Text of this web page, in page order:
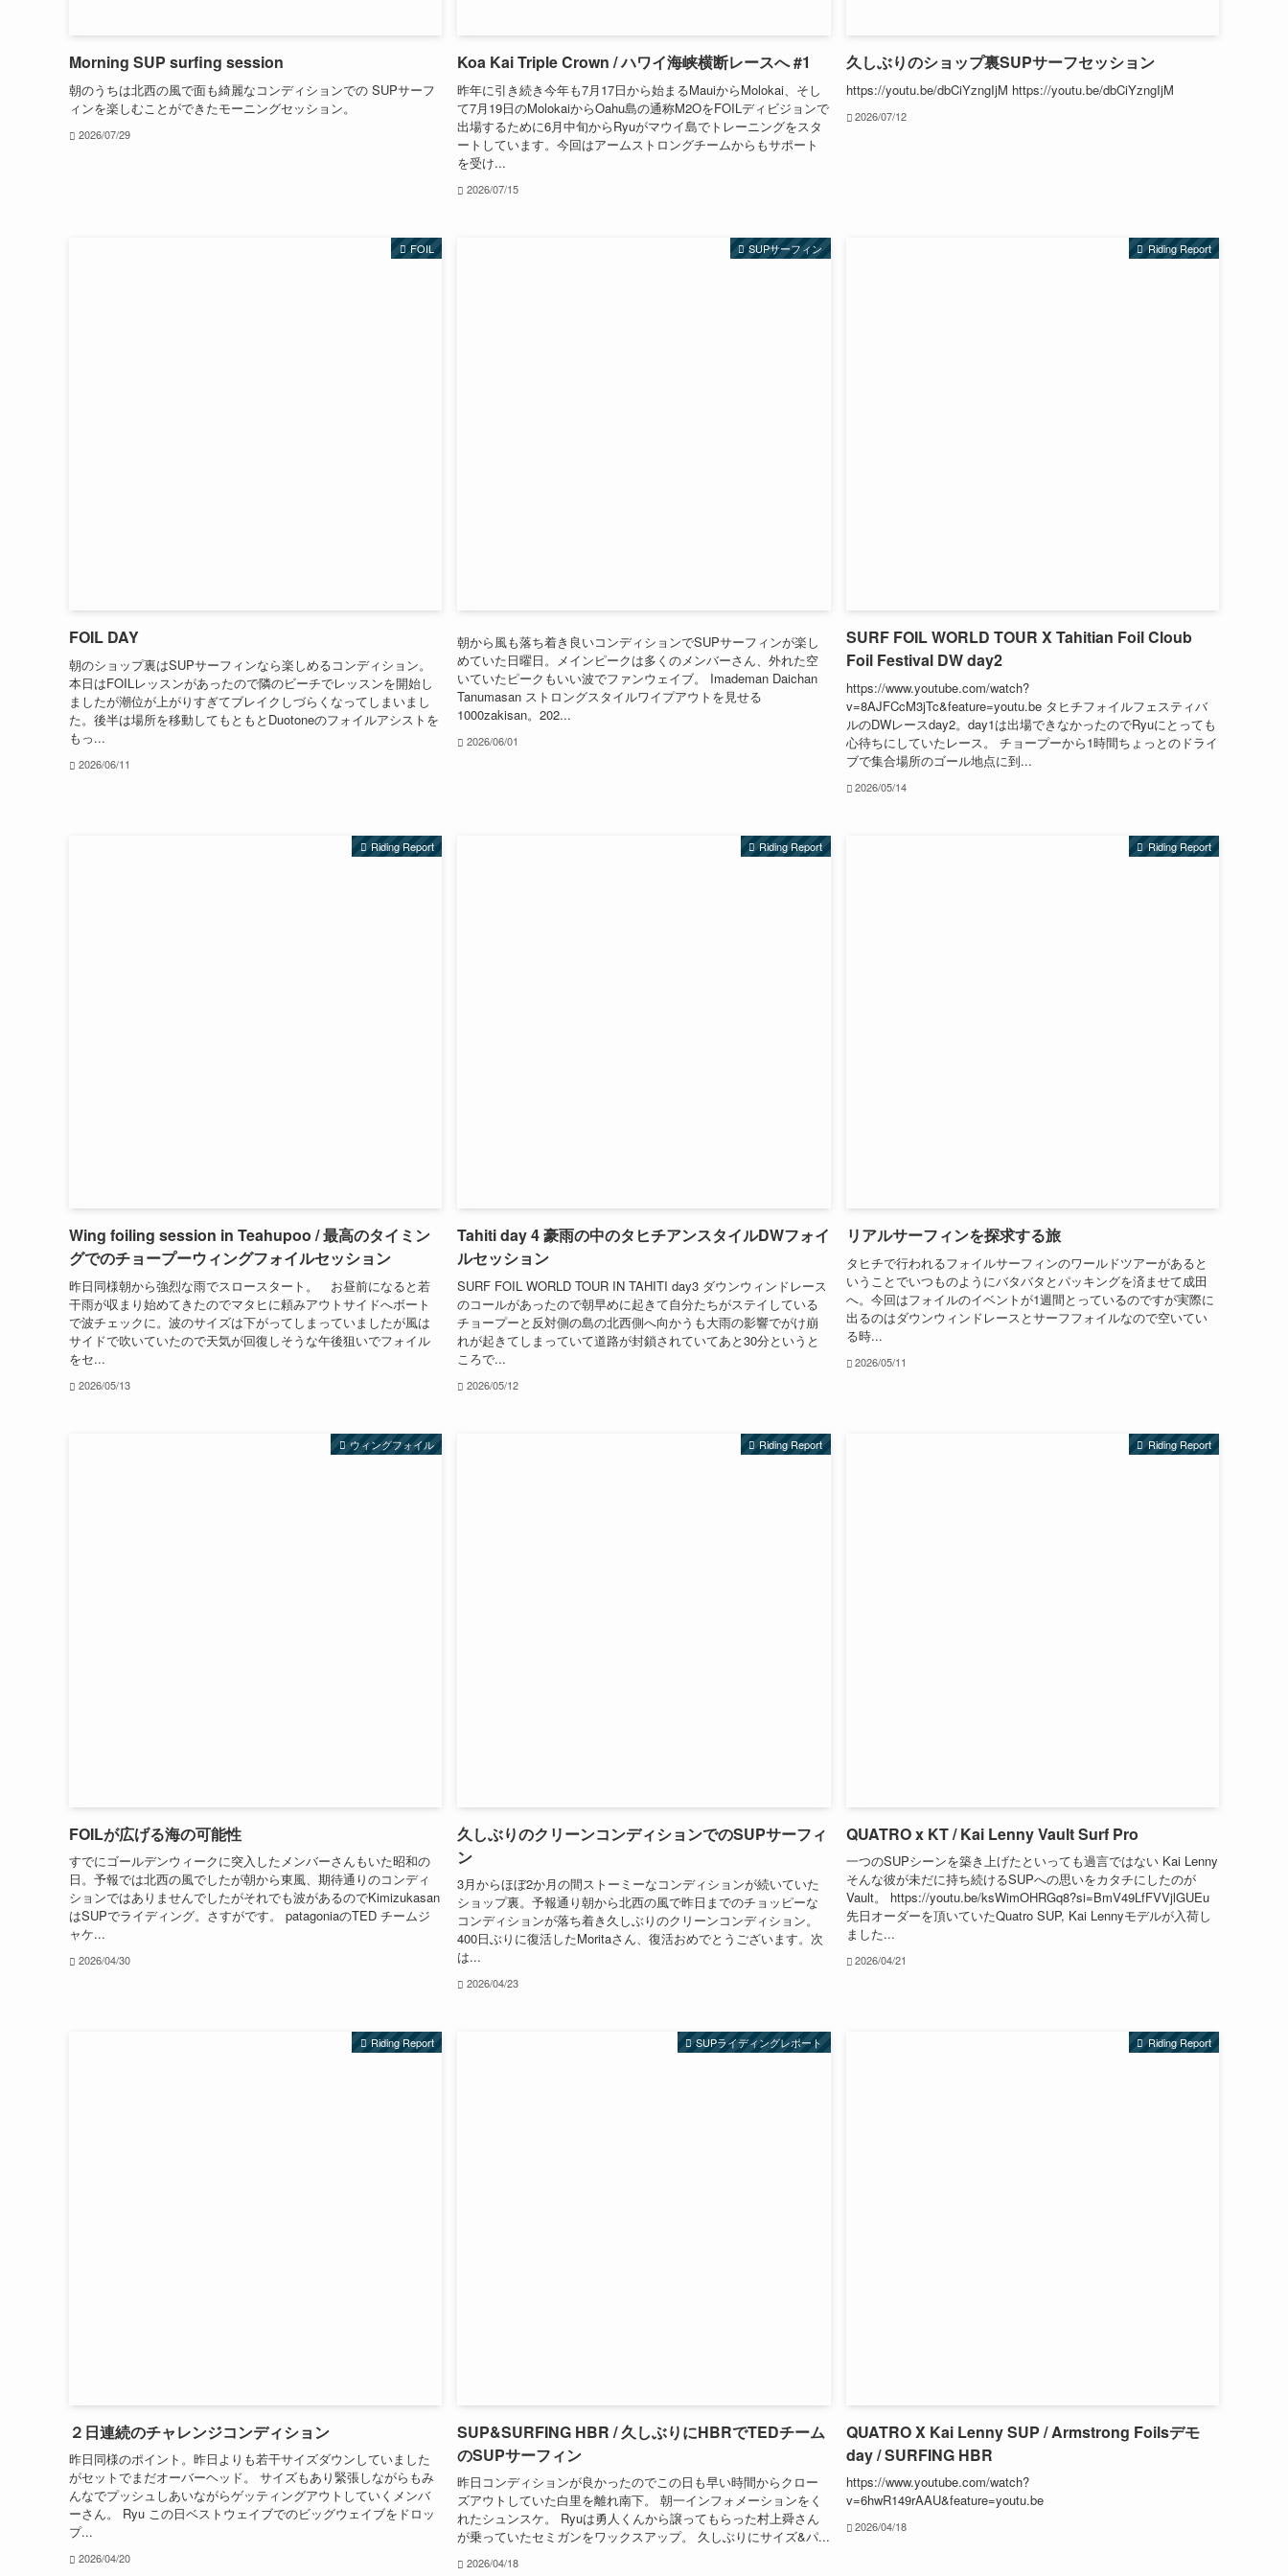
Morning SUP surfing session
朝のうちは北西の風で面も綺麗なコンディションでの SUPサーフ
ィンを楽しむことができたモーニングセッション。
2026/07/29
Koa Kai Triple Crown / ハワイ海峡横断レースへ #1
昨年に引き続き今年も7月17日から始まるMauiからMolokai、そし
て7月19日のMolokaiからOahu島の通称M2OをFOILディビジョンで
出場するために6月中旬からRyuがマウイ島でトレーニングをスタ
ートしています。今回はアームストロングチームからもサポート
を受け...
2026/07/15
久しぶりのショップ裏SUPサーフセッション
https://youtu.be/dbCiYzngIjM https://youtu.be/dbCiYzngIjM
2026/07/12
FOIL
FOIL DAY
朝のショップ裏はSUPサーフィンなら楽しめるコンディション。
本日はFOILレッスンがあったので隣のビーチでレッスンを開始し
ましたが潮位が上がりすぎてブレイクしづらくなってしまいまし
た。後半は場所を移動してもともとDuotoneのフォイルアシストを
もっ...
2026/06/11
SUPサーフィン
朝から風も落ち着き良いコンディションでSUPサーフィンが楽し
めていた日曜日。メインピークは多くのメンバーさん、外れた空
いていたピークもいい波でファンウェイブ。 Imademan Daichan
Tanumasan ストロングスタイルワイプアウトを見せる
1000zakisan。202...
2026/06/01
Riding Report
SURF FOIL WORLD TOUR X Tahitian Foil Cloub
Foil Festival DW day2
https://www.youtube.com/watch?
v=8AJFCcM3jTc&feature=youtu.be タヒチフォイルフェスティバ
ルのDWレースday2。day1は出場できなかったのでRyuにとっても
心待ちにしていたレース。 チョープーから1時間ちょっとのドライ
ブで集合場所のゴール地点に到...
2026/05/14
Riding Report
Wing foiling session in Teahupoo / 最高のタイミン
グでのチョープーウィングフォイルセッション
昨日同様朝から強烈な雨でスロースタート。 お昼前になると若
干雨が収まり始めてきたのでマタヒに頼みアウトサイドへボート
で波チェックに。波のサイズは下がってしまっていましたが風は
サイドで吹いていたので天気が回復しそうな午後狙いでフォイル
をセ...
2026/05/13
Riding Report
Tahiti day 4 豪雨の中のタヒチアンスタイルDWフォイ
ルセッション
SURF FOIL WORLD TOUR IN TAHITI day3 ダウンウィンドレース
のコールがあったので朝早めに起きて自分たちがステイしている
チョープーと反対側の島の北西側へ向かうも大雨の影響でがけ崩
れが起きてしまっていて道路が封鎖されていてあと30分というと
ころで...
2026/05/12
Riding Report
リアルサーフィンを探求する旅
タヒチで行われるフォイルサーフィンのワールドツアーがあると
いうことでいつものようにバタバタとパッキングを済ませて成田
へ。今回はフォイルのイベントが1週間とっているのですが実際に
出るのはダウンウィンドレースとサーフフォイルなので空いてい
る時...
2026/05/11
ウィングフォイル
FOILが広げる海の可能性
すでにゴールデンウィークに突入したメンバーさんもいた昭和の
日。予報では北西の風でしたが朝から東風、期待通りのコンディ
ションではありませんでしたがそれでも波があるのでKimizukasan
はSUPでライディング。さすがです。 patagoniaのTED チームジ
ャケ...
2026/04/30
Riding Report
久しぶりのクリーンコンディションでのSUPサーフィ
ン
3月からほぼ2か月の間ストーミーなコンディションが続いていた
ショップ裏。予報通り朝から北西の風で昨日までのチョッピーな
コンディションが落ち着き久しぶりのクリーンコンディション。
400日ぶりに復活したMoritaさん、復活おめでとうございます。次
は...
2026/04/23
Riding Report
QUATRO x KT / Kai Lenny Vault Surf Pro
一つのSUPシーンを築き上げたといっても過言ではない Kai Lenny
そんな彼が未だに持ち続けるSUPへの思いをカタチにしたのが
Vault。 https://youtu.be/ksWimOHRGq8?si=BmV49LfFVVjlGUEu
先日オーダーを頂いていたQuatro SUP, Kai Lennyモデルが入荷し
ました...
2026/04/21
Riding Report
２日連続のチャレンジコンディション
昨日同様のポイント。昨日よりも若干サイズダウンしていました
がセットでまだオーバーヘッド。 サイズもあり緊張しながらもみ
んなでプッシュしあいながらゲッティングアウトしていくメンバ
ーさん。 Ryu この日ベストウェイブでのビッグウェイブをドロッ
プ...
2026/04/20
SUPライディングレポート
SUP&SURFING HBR / 久しぶりにHBRでTEDチーム
のSUPサーフィン
昨日コンディションが良かったのでこの日も早い時間からクロー
ズアウトしていた白里を離れ南下。 朝一インフォメーションをく
れたシュンスケ。 Ryuは勇人くんから譲ってもらった村上舜さん
が乗っていたセミガンをワックスアップ。 久しぶりにサイズ&パ...
2026/04/18
Riding Report
QUATRO X Kai Lenny SUP / Armstrong Foilsデモ
day / SURFING HBR
https://www.youtube.com/watch?
v=6hwR149rAAU&feature=youtu.be
2026/04/18